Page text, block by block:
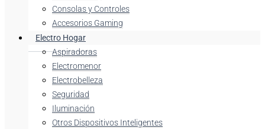
Consolas y Controles
Accesorios Gaming
Electro Hogar
Aspiradoras
Electromenor
Electrobelleza
Seguridad
Iluminación
Otros Dispositivos Inteligentes